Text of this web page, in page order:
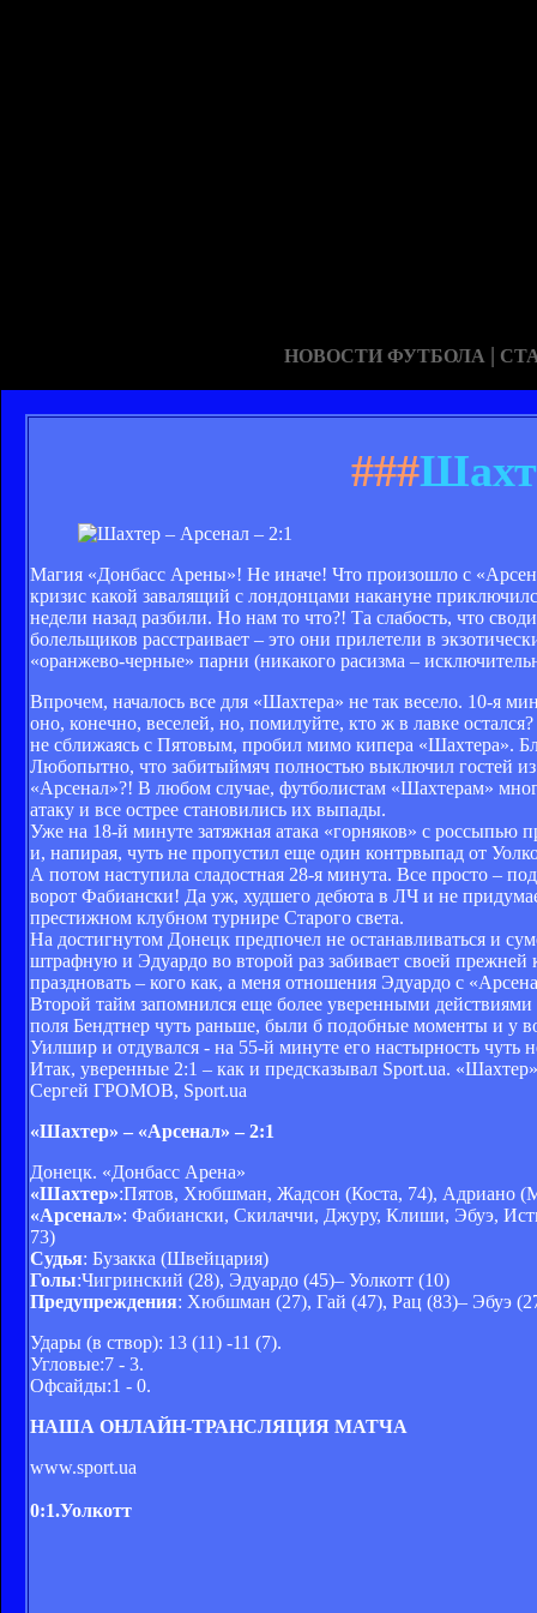
НОВОСТИ ФУТБОЛА |
###
Магия «Донбасс Арены»! Не иначе! Что произошло с
кризис какой завалящий с лондонцами накануне
недели назад разбили. Но нам то что?! Та слабость, что
болельщиков расстраивает – это они прилетели в
«оранжево-черные» парни (никакого расизма –
Впрочем, началось все для «Шахтера» не так весело. 10-я
оно, конечно, веселей, но, помилуйте, кто ж в лавке
не сближаясь с Пятовым, пробил мимо кипера «Шахтера».
Любопытно, что забитыймяч полностью выключил гостей
«Арсенал»?! В любом случае, футболистам «Шахтерам»
атаку и все острее становились их выпады.
Уже на 18-й минуте затяжная атака «горняков» с россыпью
и, напирая, чуть не пропустил еще один контрвыпад от
А потом наступила сладостная 28-я минута. Все просто –
ворот Фабиански! Да уж, худшего дебюта в ЛЧ и не
престижном клубном турнире Старого света.
На достигнутом Донецк предпочел не останавливаться и
штрафную и Эдуардо во второй раз забивает своей
праздновать – кого как, а меня отношения Эдуардо с
Второй тайм запомнился еще более уверенными
поля Бендтнер чуть раньше, были б подобные моменты и у
Уилшир и отдувался - на 55-й минуте его настырность чуть
Итак, уверенные 2:1 – как и предсказывал Sport.ua.
Сергей ГРОМОВ, Sport.ua
«Шахтер» – «Арсенал» – 2:1
Донецк. «Донбасс Арена»
«Шахтер»:Пятов, Хюбшман, Жадсон (Коста, 74), Адриано
«Арсенал»: Фабиански, Скилаччи, Джуру, Клиши, Эбуэ,
73)
Судья: Бузакка (Швейцария)
Голы:Чигринский (28), Эдуардо (45)– Уолкотт (10)
Предупреждения: Хюбшман (27), Гай (47), Рац (83)– Эбуэ
Удары (в створ): 13 (11) -11 (7).
Угловые:7 - 3.
Офсайды:1 - 0.
НАША ОНЛАЙН-ТРАНСЛЯЦИЯ МАТЧА
www.sport.ua
0:1.Уолкотт